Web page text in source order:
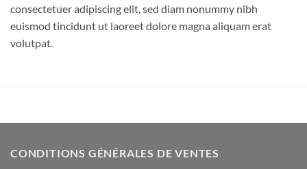
consectetuer adipiscing elit, sed diam nonummy nibh
euismod tincidunt ut laoreet dolore magna aliquam erat
volutpat.
CONDITIONS GÉNÉRALES DE VENTES